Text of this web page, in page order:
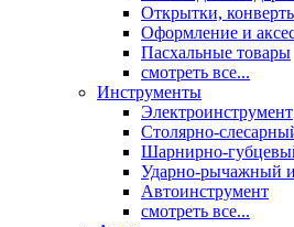
Открытки,
Оформление и
Пасхальные товары
смотреть все...
Инструменты
Электроинструмент
Столярно-
Шарнирно-
Ударно-рычажный
Автоинструмент
смотреть все...